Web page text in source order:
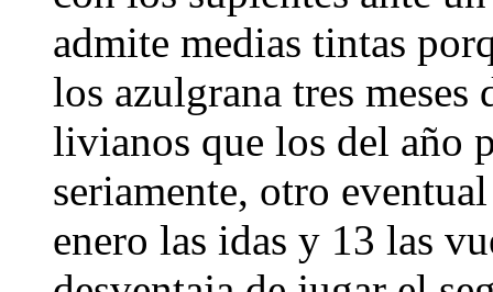
admite medias tintas
los azulgrana tres
livianos que los del año
seriamente, otro
enero las idas y 13 las